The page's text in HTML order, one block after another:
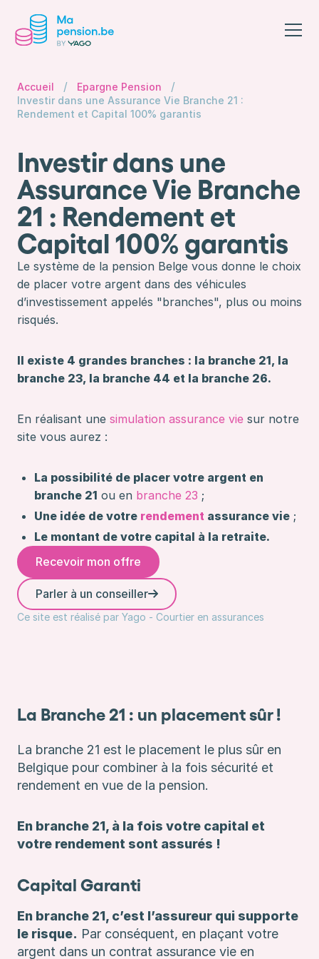
Accueil / Epargne Pension /
Investir dans une Assurance Vie Branche 21 :
Rendement et Capital 100% garantis
Investir dans une
Assurance Vie Branche
21 : Rendement et
Capital 100% garantis
Le système de la pension Belge vous donne le choix
de placer votre argent dans des véhicules
d’investissement appelés "branches", plus ou moins
risqués.
Il existe 4 grandes branches : la branche 21, la
branche 23, la branche 44 et la branche 26.
En réalisant une simulation assurance vie sur notre
site vous aurez :
La possibilité de placer votre argent en
branche 21 ou en branche 23 ;
Une idée de votre rendement assurance vie ;
Le montant de votre capital à la retraite.
Recevoir mon offre
Parler à un conseiller
Ce site est réalisé par Yago - Courtier en assurances
La Branche 21 : un placement sûr !
La branche 21 est le placement le plus sûr en
Belgique pour combiner à la fois sécurité et
rendement en vue de la pension.
En branche 21, à la fois votre capital et
votre rendement sont assurés !
Capital Garanti
En branche 21, c’est l’assureur qui supporte
le risque. Par conséquent, en plaçant votre
argent dans un contrat assurance vie en